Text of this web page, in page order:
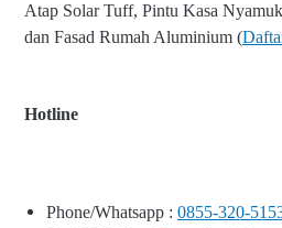
Atap Solar Tuff, Pintu Kasa
dan Fasad Rumah Aluminium (
Hotline
Phone/Whatsapp : 0855-320-